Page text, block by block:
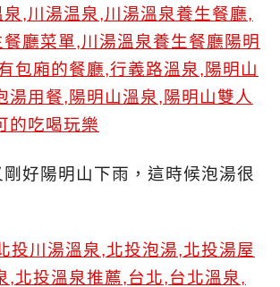
好陽明山下雨，這時候泡湯很